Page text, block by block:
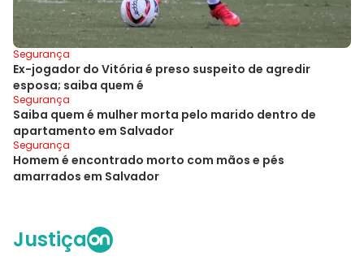
Segurança
Ex-jogador do Vitória é preso suspeito de agredir
esposa; saiba quem é
Segurança
Saiba quem é mulher morta pelo marido dentro de
apartamento em Salvador
Segurança
Homem é encontrado morto com mãos e pés
amarrados em Salvador
Justiça